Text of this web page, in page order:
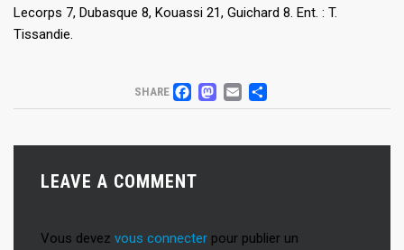
Lecorps 7, Dubasque 8, Kouassi 21, Guichard 8. Ent. : T.
Tissandie.
SHARE FACEBOOK
MASTODON
EMAIL
PARTAGER
LEAVE A COMMENT
Vous devez vous connecter pour publier un